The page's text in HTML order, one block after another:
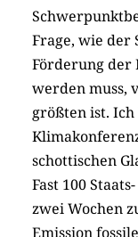
Frage, wie der
Förderung
werden muss,
größten ist.
schottischen
Fast 100
zwei Wochen
Emission